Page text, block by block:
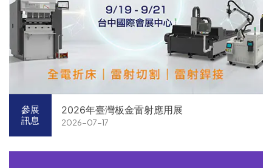
參展
訊息
2026年臺灣板金雷射應用展
2026-07-17